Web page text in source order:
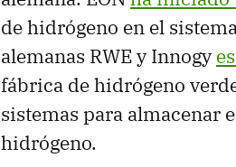
de hidrógeno en el
alemanas RWE y Innogy
fábrica de hidrógeno
sistemas para almacenar
hidrógeno.